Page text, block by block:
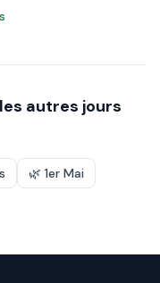
les autres jours
🌿 1er Mai